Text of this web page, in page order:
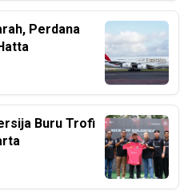
Perdana
Buru Trofi